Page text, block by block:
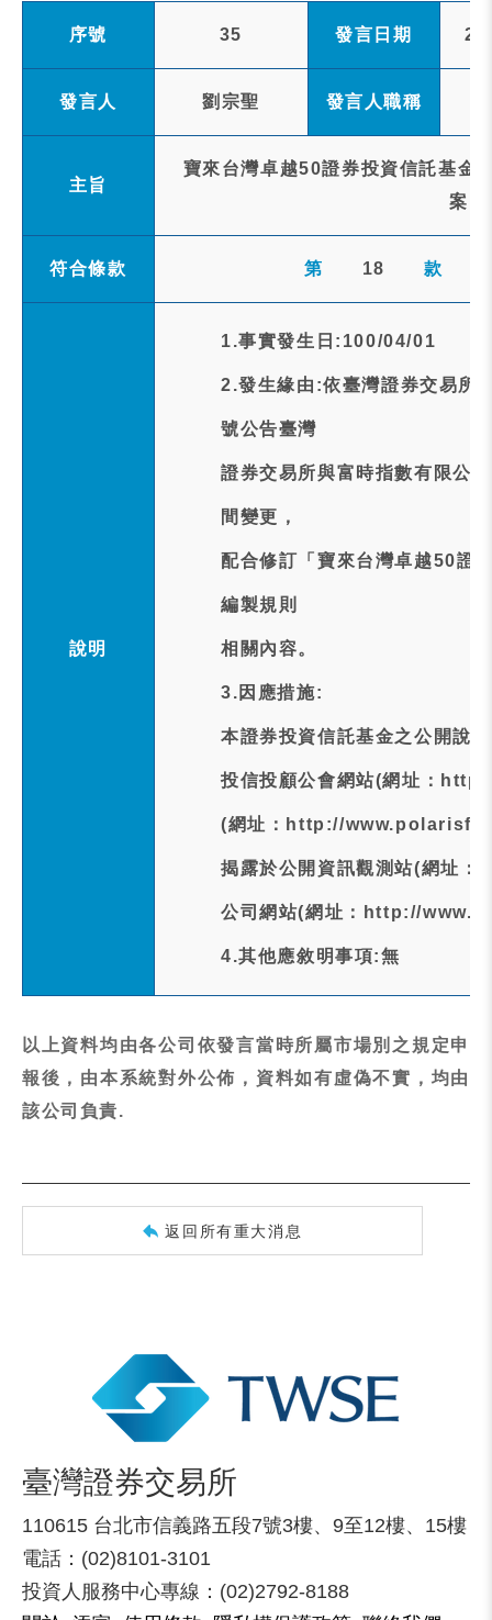
序號 35 發言日期
發言人 劉宗聖 發言人職稱
主旨
寶來台灣卓越50證券投資信託基金
案，
符合條款 第 18 款
說明
1.事實發生日:100/04/01
2.發生緣由:依臺灣證券交易所
號公告臺灣
證券交易所與富時指數有限公
間變更，
配合修訂「寶來台灣卓越50證
編製規則
相關內容。
3.因應措施:
本證券投資信託基金之公開說
投信投顧公會網站(網址：
(網址：http://
揭露於公開資訊觀測站(網址
公司網站(網址：http://
4.其他應敘明事項:無
以上資料均由各公司依發言當時所屬市場別之規定申
報後，由本系統對外公佈，資料如有虛偽不實，均由
該公司負責.
返回所有重大消息
臺灣證券交易所
110615 台北市信義路五段7號3樓、9至12樓、15樓
電話：(02)8101-3101
投資人服務中心專線：(02)2792-8188